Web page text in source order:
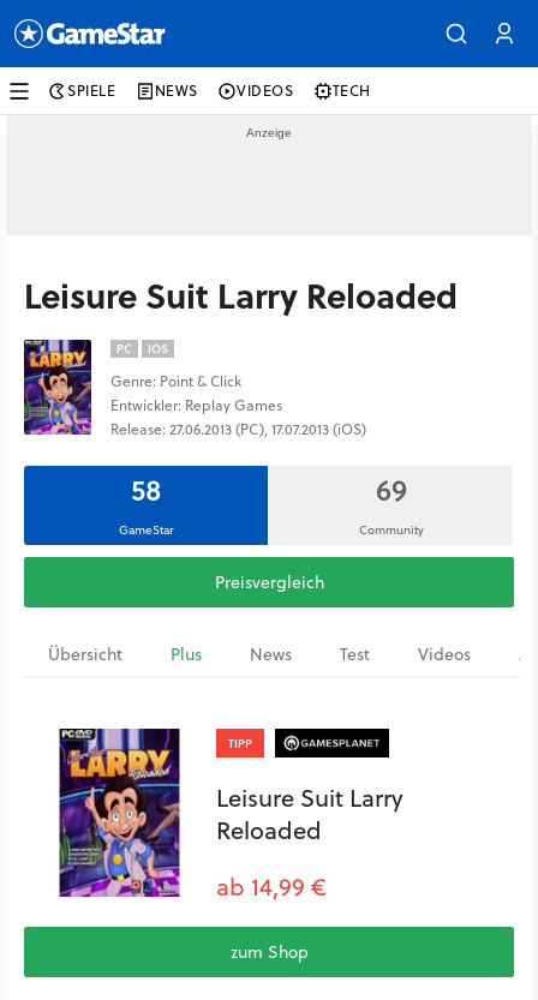
SPIELE NEWS VIDEOS TECH
Leisure Suit Larry Reloaded
PC IOS
Genre: Point & Click
Entwickler: Replay Games
Release: 27.06.2013 (PC), 17.07.2013 (iOS)
58
GameStar
69
Community
Preisvergleich
Übersicht Plus News Test Videos
TIPP
Leisure Suit Larry
Reloaded
ab 14,99 €
zum Shop